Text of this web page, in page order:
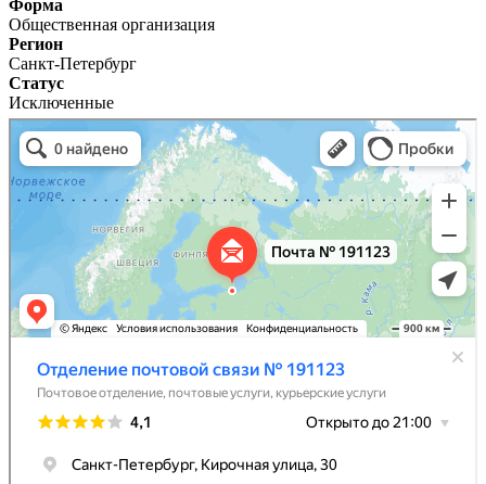
Форма
Общественная организация
Регион
Санкт-Петербург
Статус
Исключенные